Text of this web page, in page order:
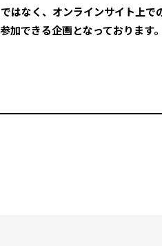
なく、オンラインサイト上で
加できる企画となっております